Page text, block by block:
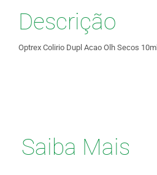
Descrição
Optrex Colirio Dupl Acao Olh Secos 10ml
Saiba Mais